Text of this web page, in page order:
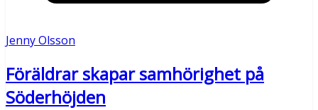
Jenny Olsson
Föräldrar skapar samhörighet på
Söderhöjden